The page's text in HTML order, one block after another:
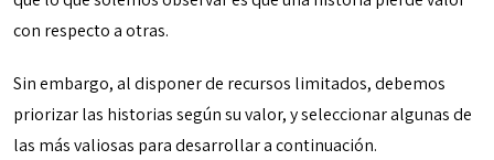
con respecto a otras.
Sin embargo, al disponer de recursos limitados, debemos
priorizar las historias según su valor, y seleccionar algunas de
las más valiosas para desarrollar a continuación.